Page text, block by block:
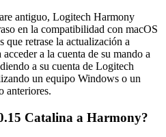
antiguo, Logitech Harmony
en la compatibilidad con macOS
que retrase la actualización a
a la cuenta de su mando a
a su cuenta de Logitech
un equipo Windows o un
anteriores.
Catalina a Harmony?